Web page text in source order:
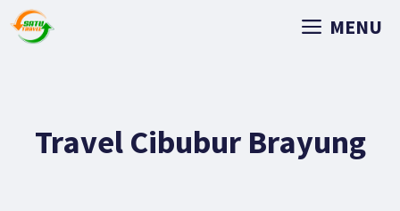
MENU
Travel Cibubur Brayung